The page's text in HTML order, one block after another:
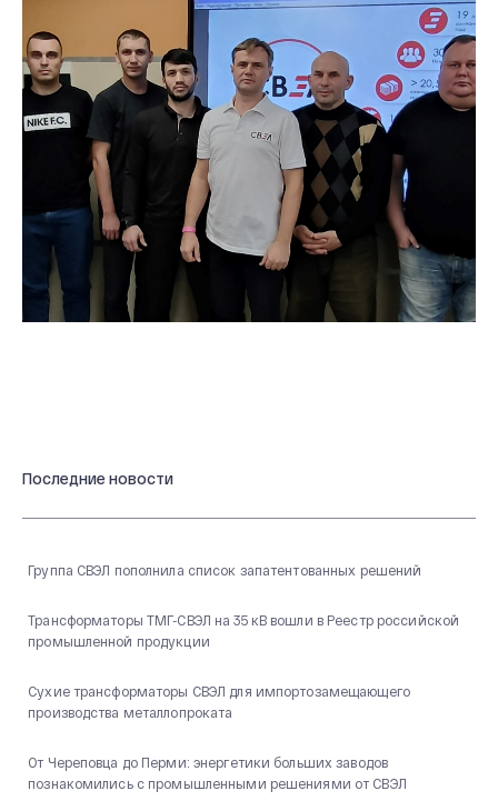
Последние новости
Группа СВЭЛ пополнила список запатентованных решений
Трансформаторы ТМГ-СВЭЛ на 35 кВ вошли в Реестр российской
промышленной продукции
Сухие трансформаторы СВЭЛ для импортозамещающего
производства металлопроката
От Череповца до Перми: энергетики больших заводов
познакомились с промышленными решениями от СВЭЛ